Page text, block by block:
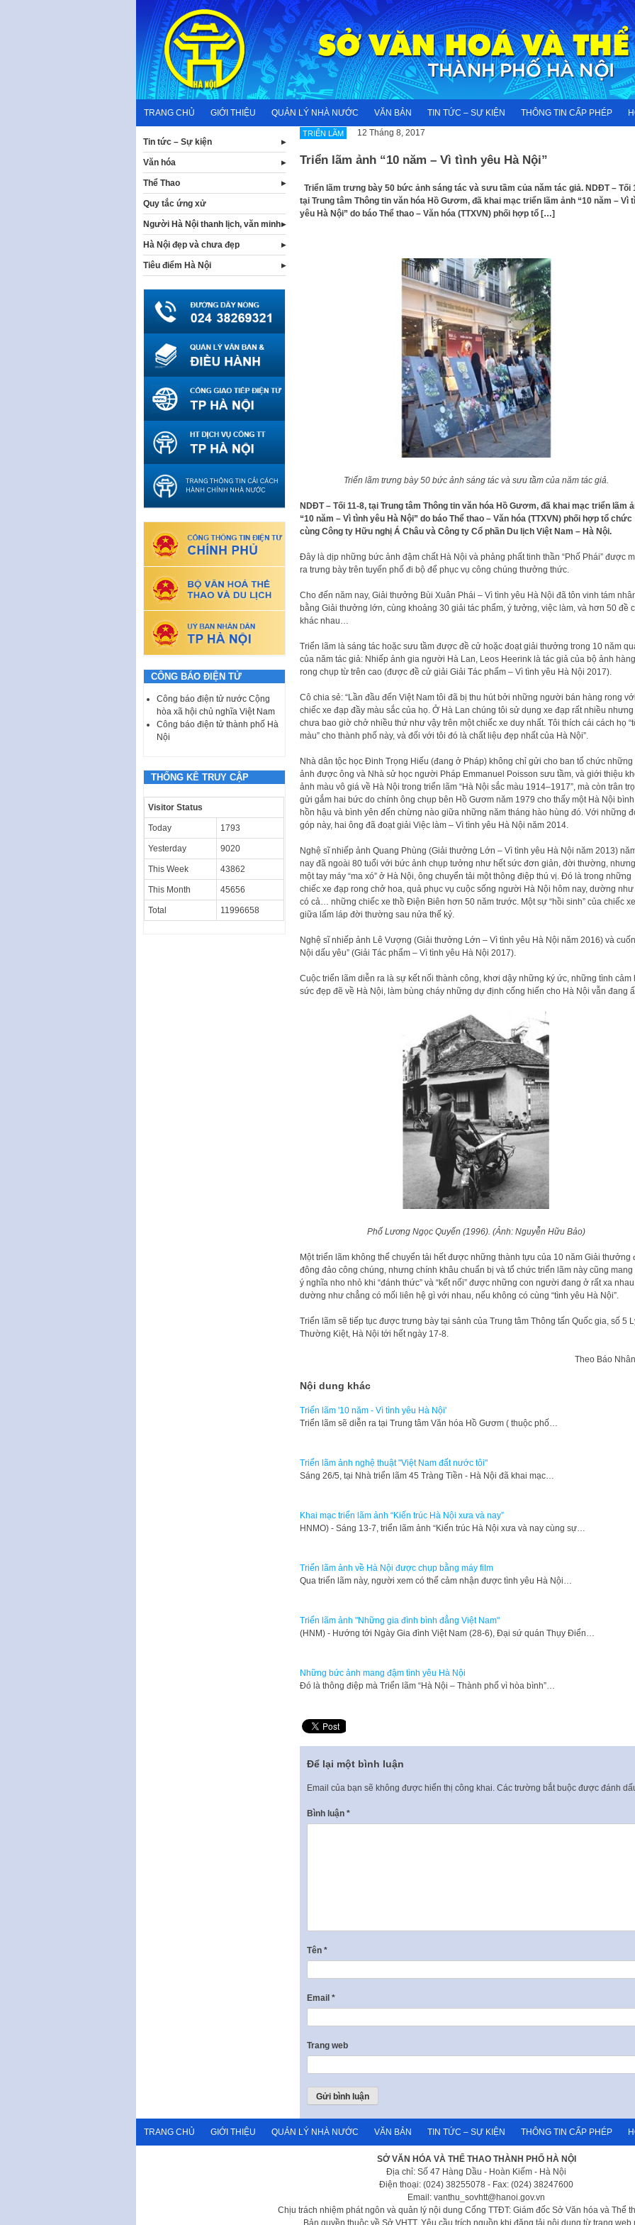
content
TRANG CHỦ GIỚI THIỆU QUẢN LÝ NHÀ NƯỚC VĂN BẢN TIN TỨC – SỰ KIỆN THÔNG TIN CẤP PHÉP
TRIỂN LÃM 12 Tháng 8, 2017
Triển lãm ảnh “10 năm – Vì tình yêu Hà Nội”
Triển lãm trưng bày 50 bức ảnh sáng tác và sưu tầm của năm tác giả. NDĐT – Tối
tại Trung tâm Thông tin văn hóa Hồ Gươm, đã khai mạc triển lãm ảnh “10 năm – Vì
yêu Hà Nội” do báo Thể thao – Văn hóa (TTXVN) phối hợp tổ […]
Triển lãm trưng bày 50 bức ảnh sáng tác và sưu tầm của năm tác giả.
NDĐT – Tối 11-8, tại Trung tâm Thông tin văn hóa Hồ Gươm, đã khai mạc triển lãm
“10 năm – Vì tình yêu Hà Nội” do báo Thể thao – Văn hóa (TTXVN) phối hợp tổ chức
cùng Công ty Hữu nghị Á Châu và Công ty Cổ phần Du lịch Việt Nam – Hà Nội.
Đây là dịp những bức ảnh đậm chất Hà Nội và phảng phất tinh thần “Phố Phái” được
ra trưng bày trên tuyến phố đi bộ để phục vụ công chúng thưởng thức.
Cho đến năm nay, Giải thưởng Bùi Xuân Phái – Vì tình yêu Hà Nội đã tôn vinh tám
bằng Giải thưởng lớn, cùng khoảng 30 giải tác phẩm, ý tưởng, việc làm, và hơn 50 đề
khác nhau…
Triển lãm là sáng tác hoặc sưu tầm được đề cử hoặc đoạt giải thưởng trong 10 năm
của năm tác giả: Nhiếp ảnh gia người Hà Lan, Leos Heerink là tác giả của bộ ảnh hàng
rong chụp từ trên cao (được đề cử giải Giải Tác phẩm – Vì tình yêu Hà Nội 2017).
Cô chia sẻ: “Lần đầu đến Việt Nam tôi đã bị thu hút bởi những người bán hàng rong với
chiếc xe đạp đầy màu sắc của họ. Ở Hà Lan chúng tôi sử dụng xe đạp rất nhiều nhưng
chưa bao giờ chở nhiều thứ như vậy trên một chiếc xe duy nhất. Tôi thích cái cách họ
màu” cho thành phố này, và đối với tôi đó là chất liệu đẹp nhất của Hà Nội”.
Nhà dân tộc học Đinh Trọng Hiếu (đang ở Pháp) không chỉ gửi cho ban tổ chức những
ảnh được ông và Nhà sử học người Pháp Emmanuel Poisson sưu tầm, và giới thiệu
ảnh màu vô giá về Hà Nội trong triển lãm “Hà Nội sắc màu 1914–1917”, mà còn trân
gửi gắm hai bức do chính ông chụp bên Hồ Gươm năm 1979 cho thấy một Hà Nội bình
hồn hậu và bình yên đến chừng nào giữa những năm tháng hào hùng đó. Với những
góp này, hai ông đã đoạt giải Việc làm – Vì tình yêu Hà Nội năm 2014.
Nghệ sĩ nhiếp ảnh Quang Phùng (Giải thưởng Lớn – Vì tình yêu Hà Nội năm 2013)
nay đã ngoài 80 tuổi với bức ảnh chụp tưởng như hết sức đơn giản, đời thường,
một tay máy “ma xó” ở Hà Nội, ông chuyển tải một thông điệp thú vị. Đó là trong những
chiếc xe đạp rong chở hoa, quả phục vụ cuộc sống người Hà Nội hôm nay, dường như
có cả… những chiếc xe thồ Điện Biên hơn 50 năm trước. Một sự “hồi sinh” của chiếc
giữa lấm láp đời thường sau nửa thế kỷ.
Nghệ sĩ nhiếp ảnh Lê Vượng (Giải thưởng Lớn – Vì tình yêu Hà Nội năm 2016) và cuốn
Nội dấu yêu” (Giải Tác phẩm – Vì tình yêu Hà Nội 2017).
Cuộc triển lãm diễn ra là sự kết nối thành công, khơi dậy những ký ức, những tình cảm
sức đẹp đẽ về Hà Nội, làm bùng cháy những dự định cống hiến cho Hà Nội vẫn đang
Phố Lương Ngọc Quyến (1996). (Ảnh: Nguyễn Hữu Bảo)
Một triển lãm không thể chuyển tải hết được những thành tựu của 10 năm Giải thưởng
đông đảo công chúng, nhưng chính khâu chuẩn bị và tổ chức triển lãm này cũng mang
ý nghĩa nho nhỏ khi “đánh thức” và “kết nối” được những con người đang ở rất xa
dường như chẳng có mối liên hệ gì với nhau, nếu không có cùng “tình yêu Hà Nội”.
Triển lãm sẽ tiếp tục được trưng bày tại sảnh của Trung tâm Thông tấn Quốc gia, số 5
Thường Kiệt, Hà Nội tới hết ngày 17-8.
Theo Báo
Nội dung khác
Triển lãm '10 năm - Vì tình yêu Hà Nội'
Triển lãm sẽ diễn ra tại Trung tâm Văn hóa Hồ Gươm ( thuộc phố…
Triển lãm ảnh nghệ thuật "Việt Nam đất nước tôi"
Sáng 26/5, tại Nhà triển lãm 45 Tràng Tiền - Hà Nội đã khai mạc…
Khai mạc triển lãm ảnh “Kiến trúc Hà Nội xưa và nay”
HNMO) - Sáng 13-7, triển lãm ảnh “Kiến trúc Hà Nội xưa và nay cùng sự…
Triển lãm ảnh về Hà Nội được chụp bằng máy film
Qua triển lãm này, người xem có thể cảm nhận được tình yêu Hà Nội…
Triển lãm ảnh "Những gia đình bình đẳng Việt Nam"
(HNM) - Hướng tới Ngày Gia đình Việt Nam (28-6), Đại sứ quán Thụy Điển…
Những bức ảnh mang đậm tình yêu Hà Nội
Đó là thông điệp mà Triển lãm “Hà Nội – Thành phố vì hòa bình”…
Để lại một bình luận
Email của bạn sẽ không được hiển thị công khai. Các trường bắt buộc được đánh
Bình luận *
Tên *
Email *
Trang web
Tin tức – Sự kiện
Văn hóa
Thể Thao
Quy tắc ứng xử
Người Hà Nội thanh lịch, văn minh
Hà Nội đẹp và chưa đẹp
Tiêu điểm Hà Nội
CÔNG BÁO ĐIỆN TỬ
Công báo điện tử nước Cộng
hòa xã hội chủ nghĩa Việt Nam
Công báo điện tử thành phố Hà
Nội
THỐNG KÊ TRUY CẬP
Visitor Status
Today 1793
Yesterday 9020
This Week 43862
This Month 45656
Total 11996658
TRANG CHỦ GIỚI THIỆU QUẢN LÝ NHÀ NƯỚC VĂN BẢN TIN TỨC – SỰ KIỆN THÔNG TIN CẤP PHÉP
SỞ VĂN HÓA VÀ THỂ THAO THÀNH PHỐ HÀ NỘI
Địa chỉ: Số 47 Hàng Dầu - Hoàn Kiếm - Hà Nội
Điện thoại: (024) 38255078 - Fax: (024) 38247600
Email: vanthu_sovhtt@hanoi.gov.vn
Chịu trách nhiệm phát ngôn và quản lý nội dung Cổng TTĐT: Giám đốc Sở Văn hóa và Thể
Bản quyền thuộc về Sở VHTT. Yêu cầu trích nguồn khi đăng tải nội dung từ trang web